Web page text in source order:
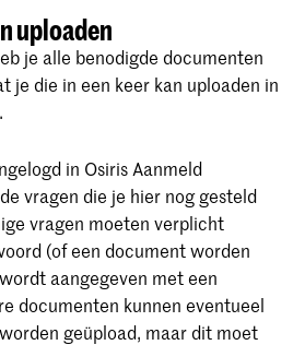
uploaden
je alle benodigde documenten
je die in een keer kan uploaden in
in Osiris Aanmeld
vragen die je hier nog gesteld
vragen moeten verplicht
(of een document worden
aangegeven met een
documenten kunnen eventueel
geüpload, maar dit moet